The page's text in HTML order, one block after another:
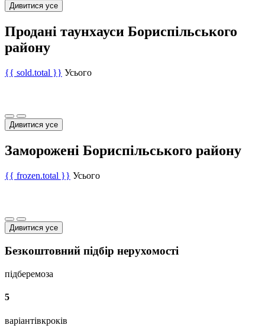
Дивитися усе
Продані таунхауси Бориспільського
району
{{ sold.total }} Усього
Дивитися усе
Заморожені Бориспільського району
{{ frozen.total }} Усього
Дивитися усе
Безкоштовний підбір нерухомості
підберемоза
5
варіантівкроків